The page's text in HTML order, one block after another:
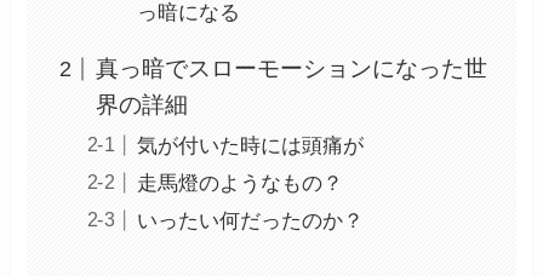
っ暗になる
真っ暗でスローモーションになった世
界の詳細
気が付いた時には頭痛が
走馬燈のようなもの？
いったい何だったのか？